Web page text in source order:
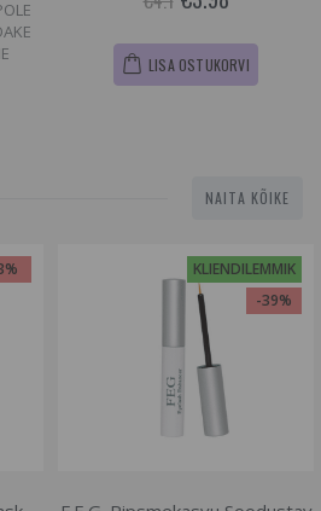
LISA OSTUKORVI
NAITA KÕIKE
KLIENDILEMMIK
-39%